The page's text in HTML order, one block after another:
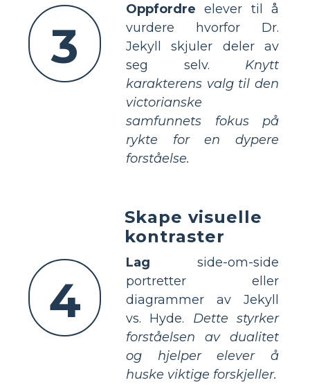
3
Oppfordre elever til å
vurdere hvorfor Dr.
Jekyll skjuler deler av
seg selv. Knytt
karakterens valg til den
victorianske
samfunnets fokus på
rykte for en dypere
forståelse.
4
Skape visuelle
kontraster
Lag side-om-side
portretter eller
diagrammer av Jekyll
vs. Hyde. Dette styrker
forståelsen av dualitet
og hjelper elever å
huske viktige forskjeller.